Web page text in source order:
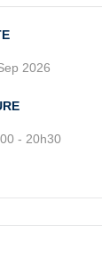
2026
- 20h30